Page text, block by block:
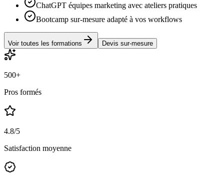
ChatGPT équipes marketing avec ateliers pratiques
Bootcamp sur-mesure adapté à vos workflows
Voir toutes les formations Devis sur-mesure
500+
Pros formés
4.8/5
Satisfaction moyenne